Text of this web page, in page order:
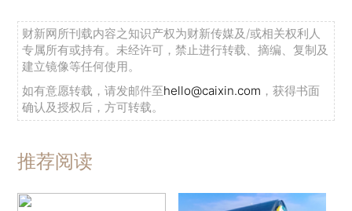
财新网所刊载内容之知识产权为财新传媒及/或相关权利人
专属所有或持有。未经许可，禁止进行转载、摘编、复制及
建立镜像等任何使用。
如有意愿转载，请发邮件至hello@caixin.com ，获得书面
确认及授权后，方可转载。
推荐阅读